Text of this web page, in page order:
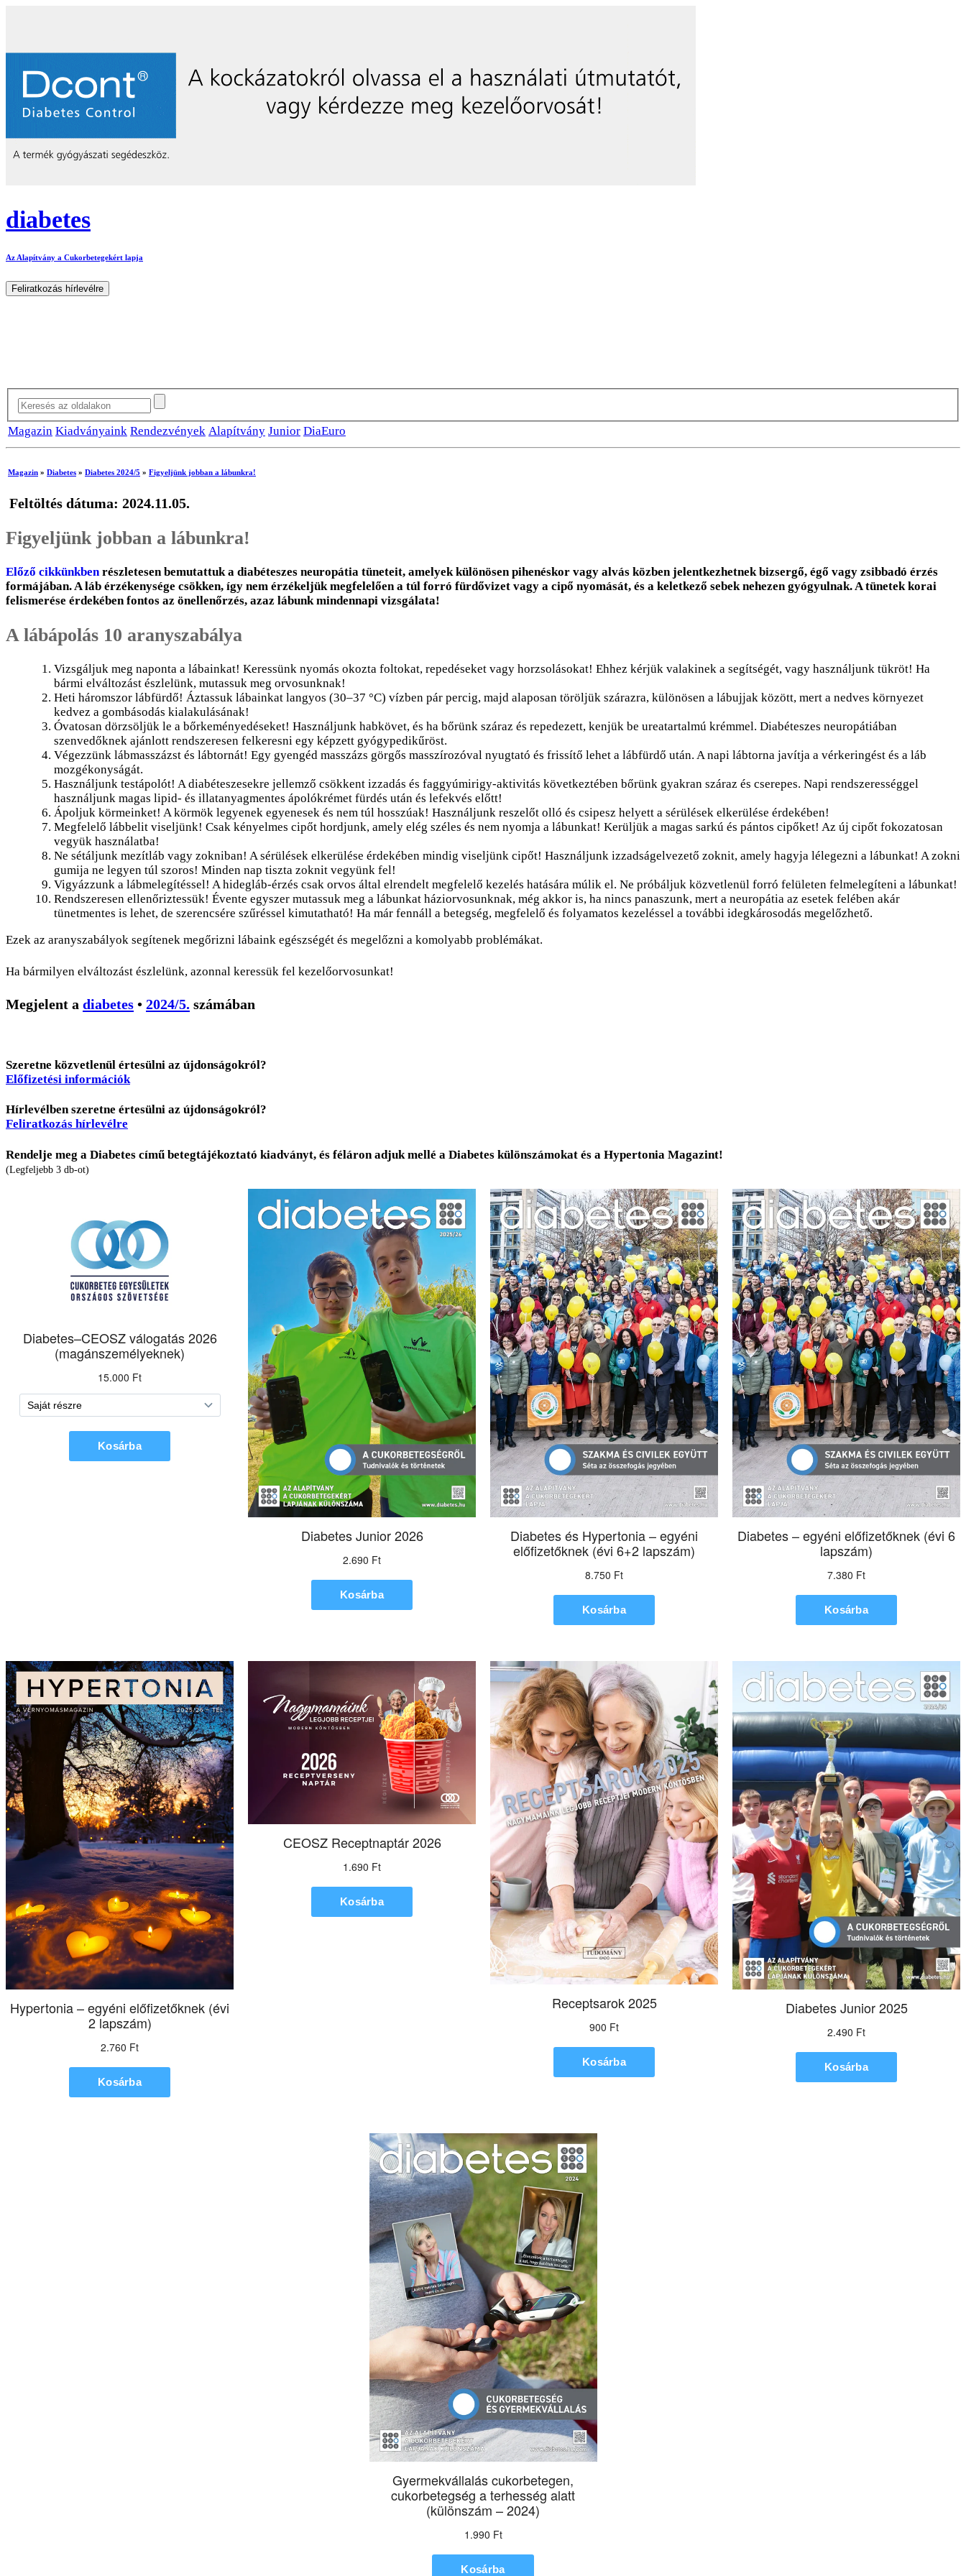
diabetes
Az Alapítvány a Cukorbetegekért lapja
Magazin Kiadványaink Rendezvények Alapítvány Junior DiaEuro
Magazin » Diabetes » Diabetes 2024/5 » Figyeljünk jobban a lábunkra!
Feltöltés dátuma: 2024.11.05.
Figyeljünk jobban a lábunkra!
Előző cikkünkbenrészletesen bemutattuk a diabéteszes neuropátia tüneteit, amelyek különösen pihenéskor vagy alvás közben jelentkezhetnek bizsergő, égő vagy zsibbadó érzés
formájában. A láb érzékenysége csökken, így nem érzékeljük megfelelően a túl forró fürdővizet vagy a cipő nyomását, és a keletkező sebek nehezen gyógyulnak. A tünetek korai
felismerése érdekében fontos az önellenőrzés, azaz lábunk mindennapi vizsgálata!
A lábápolás 10 aranyszabálya
Vizsgáljuk meg naponta a lábainkat! Keressünk nyomás okozta foltokat, repedéseket vagy horzsolásokat! Ehhez kérjük valakinek a segítségét, vagy használjunk tükröt! Ha
bármi elváltozást észlelünk, mutassuk meg orvosunknak!
Heti háromszor lábfürdő! Áztassuk lábainkat langyos (30–37 °C) vízben pár percig, majd alaposan töröljük szárazra, különösen a lábujjak között, mert a nedves környezet
kedvez a gombásodás kialakulásának!
Óvatosan dörzsöljük le a bőrkeményedéseket! Használjunk habkövet, és ha bőrünk száraz és repedezett, kenjük be ureatartalmú krémmel. Diabéteszes neuropátiában
szenvedőknek ajánlott rendszeresen felkeresni egy képzett gyógypedikűröst.
Végezzünk lábmasszázst és lábtornát! Egy gyengéd masszázs görgős masszírozóval nyugtató és frissítő lehet a lábfürdő után. A napi lábtorna javítja a vérkeringést és a láb
mozgékonyságát.
Használjunk testápolót! A diabéteszesekre jellemző csökkent izzadás és faggyúmirigy-aktivitás következtében bőrünk gyakran száraz és cserepes. Napi rendszerességgel
használjunk magas lipid- és illatanyagmentes ápolókrémet fürdés után és lefekvés előtt!
Ápoljuk körmeinket! A körmök legyenek egyenesek és nem túl hosszúak! Használjunk reszelőt olló és csipesz helyett a sérülések elkerülése érdekében!
Megfelelő lábbelit viseljünk! Csak kényelmes cipőt hordjunk, amely elég széles és nem nyomja a lábunkat! Kerüljük a magas sarkú és pántos cipőket! Az új cipőt fokozatosan
vegyük használatba!
Ne sétáljunk mezítláb vagy zokniban! A sérülések elkerülése érdekében mindig viseljünk cipőt! Használjunk izzadságelvezető zoknit, amely hagyja lélegezni a lábunkat! A zokni
gumija ne legyen túl szoros! Minden nap tiszta zoknit vegyünk fel!
Vigyázzunk a lábmelegítéssel! A hidegláb-érzés csak orvos által elrendelt megfelelő kezelés hatására múlik el. Ne próbáljuk közvetlenül forró felületen felmelegíteni a lábunkat!
Rendszeresen ellenőriztessük! Évente egyszer mutassuk meg a lábunkat háziorvosunknak, még akkor is, ha nincs panaszunk, mert a neuropátia az esetek felében akár
tünetmentes is lehet, de szerencsére szűréssel kimutatható! Ha már fennáll a betegség, megfelelő és folyamatos kezeléssel a további idegkárosodás megelőzhető.
Ezek az aranyszabályok segítenek megőrizni lábaink egészségét és megelőzni a komolyabb problémákat.
Ha bármilyen elváltozást észlelünk, azonnal keressük fel kezelőorvosunkat!
Megjelent a diabetes • 2024/5. számában
Szeretne közvetlenül értesülni az újdonságokról?
Előfizetési információk
Hírlevélben szeretne értesülni az újdonságokról?
Feliratkozás hírlevélre
Rendelje meg a Diabetes című betegtájékoztató kiadványt, és féláron adjuk mellé a Diabetes különszámokat és a Hypertonia Magazint!
(Legfeljebb 3 db-ot)